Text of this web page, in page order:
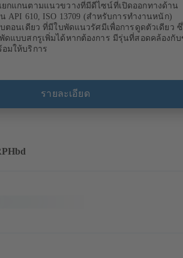
กแกนตามแนวขวางที่มีดีไซน์ที่เปิดออกทางด้าน
API 610, ISO 13709 (สำหรับการทำงานหนัก)
ตอนเดียว ที่มีใบพัดแนวรัศมีเพื่อการดูดตัวเดียว
ดแบบสกรูเพิ่มได้หากต้องการ มีรุ่นที่สอดคล้องกั
มให้บริการ
รายละเอียด